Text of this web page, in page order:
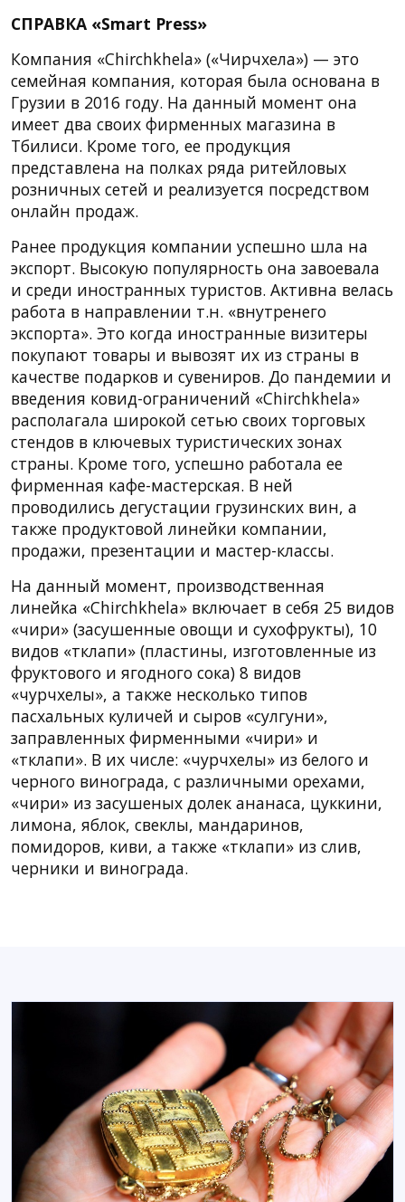
СПРАВКА «Smart Press»
Компания «Chirchkhela» («Чирчхела») — это
семейная компания, которая была основана в
Грузии в 2016 году. На данный момент она
имеет два своих фирменных магазина в
Тбилиси. Кроме того, ее продукция
представлена на полках ряда ритейловых
розничных сетей и реализуется посредством
онлайн продаж.
Ранее продукция компании успешно шла на
экспорт. Высокую популярность она завоевала
и среди иностранных туристов. Активна велась
работа в направлении т.н. «внутренего
экспорта». Это когда иностранные визитеры
покупают товары и вывозят их из страны в
качестве подарков и сувениров. До пандемии и
введения ковид-ограничений «Chirchkhela»
располагала широкой сетью своих торговых
стендов в ключевых туристических зонах
страны. Кроме того, успешно работала ее
фирменная кафе-мастерская. В ней
проводились дегустации грузинских вин, а
также продуктовой линейки компании,
продажи, презентации и мастер-классы.
На данный момент, производственная
линейка «Chirchkhela» включает в себя 25 видов
«чири» (засушенные овощи и сухофрукты), 10
видов «тклапи» (пластины, изготовленные из
фруктового и ягодного сока) 8 видов
«чурчхелы», а также несколько типов
пасхальных куличей и сыров «сулгуни»,
заправленных фирменными «чири» и
«тклапи». В их числе: «чурчхелы» из белого и
черного винограда, с различными орехами,
«чири» из засушеных долек ананаса, цуккини,
лимона, яблок, свеклы, мандаринов,
помидоров, киви, а также «тклапи» из слив,
черники и винограда.